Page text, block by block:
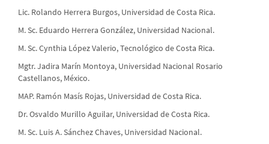
Lic. Rolando Herrera Burgos, Universidad de Costa Rica.
M. Sc. Eduardo Herrera González, Universidad Nacional.
M. Sc. Cynthia López Valerio, Tecnológico de Costa Rica.
Mgtr. Jadira Marín Montoya, Universidad Nacional Rosario
Castellanos, México.
MAP. Ramón Masís Rojas, Universidad de Costa Rica.
Dr. Osvaldo Murillo Aguilar, Universidad de Costa Rica.
M. Sc. Luis A. Sánchez Chaves, Universidad Nacional.